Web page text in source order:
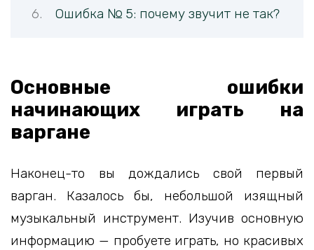
Ошибка № 5: почему звучит не так?
Основные ошибки
начинающих играть на
варгане
Наконец-то вы дождались свой первый
варган. Казалось бы, небольшой изящный
музыкальный инструмент. Изучив основную
информацию — пробуете играть, но красивых